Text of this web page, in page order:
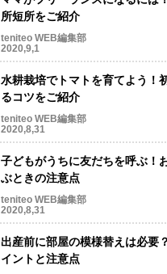
所短所をご紹介
teniteo WEB編集部
2020,9,1
水耕栽培でトマトを育てよう！
るコツをご紹介
teniteo WEB編集部
2020,8,31
子どもがうちに友だちを呼ぶ！
ぶときの注意点
teniteo WEB編集部
2020,8,31
出産前に部屋の模様替えは必要
イントと注意点